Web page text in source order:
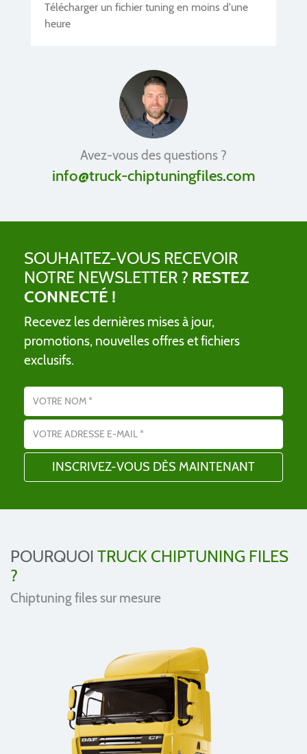
Télécharger un fichier tuning en moins d'une
heure
Avez-vous des questions ?
info@truck-chiptuningfiles.com
SOUHAITEZ-VOUS RECEVOIR
NOTRE NEWSLETTER ? RESTEZ
CONNECTÉ !
Recevez les dernières mises à jour,
promotions, nouvelles offres et fichiers
exclusifs.
Nom
Adresse email
POURQUOI TRUCK CHIPTUNING FILES
?
Chiptuning files sur mesure